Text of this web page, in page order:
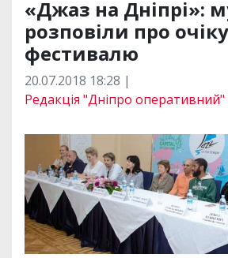
«Джаз на Дніпрі»:
розповіли про
фестивалю
20.07.2018 18:28 |
Редакція "Дніпро оперативний"